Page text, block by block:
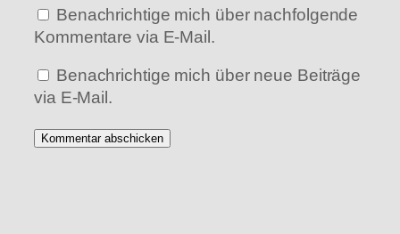
Benachrichtige mich über nachfolgende
Kommentare via E-Mail.
Benachrichtige mich über neue Beiträge
via E-Mail.